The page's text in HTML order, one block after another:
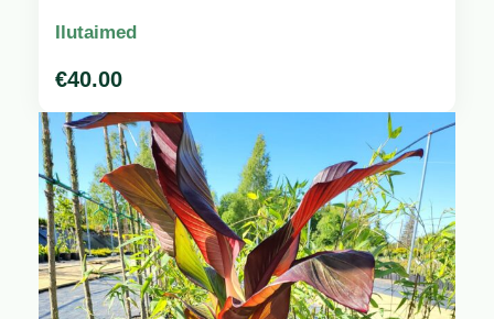
Ilutaimed
€40.00